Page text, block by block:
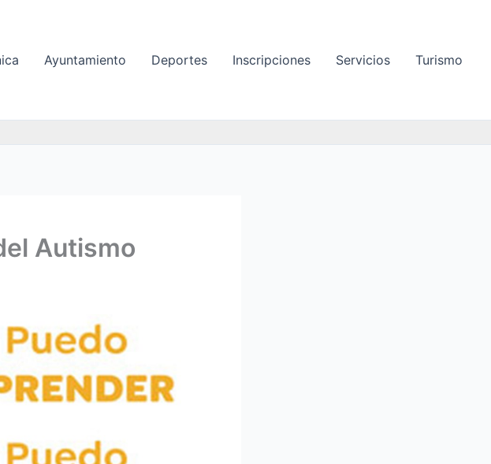
Ayuntamiento Deportes Inscripciones Servicios Turismo
Autismo